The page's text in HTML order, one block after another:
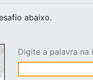
abaixo.
Digite a palavra na